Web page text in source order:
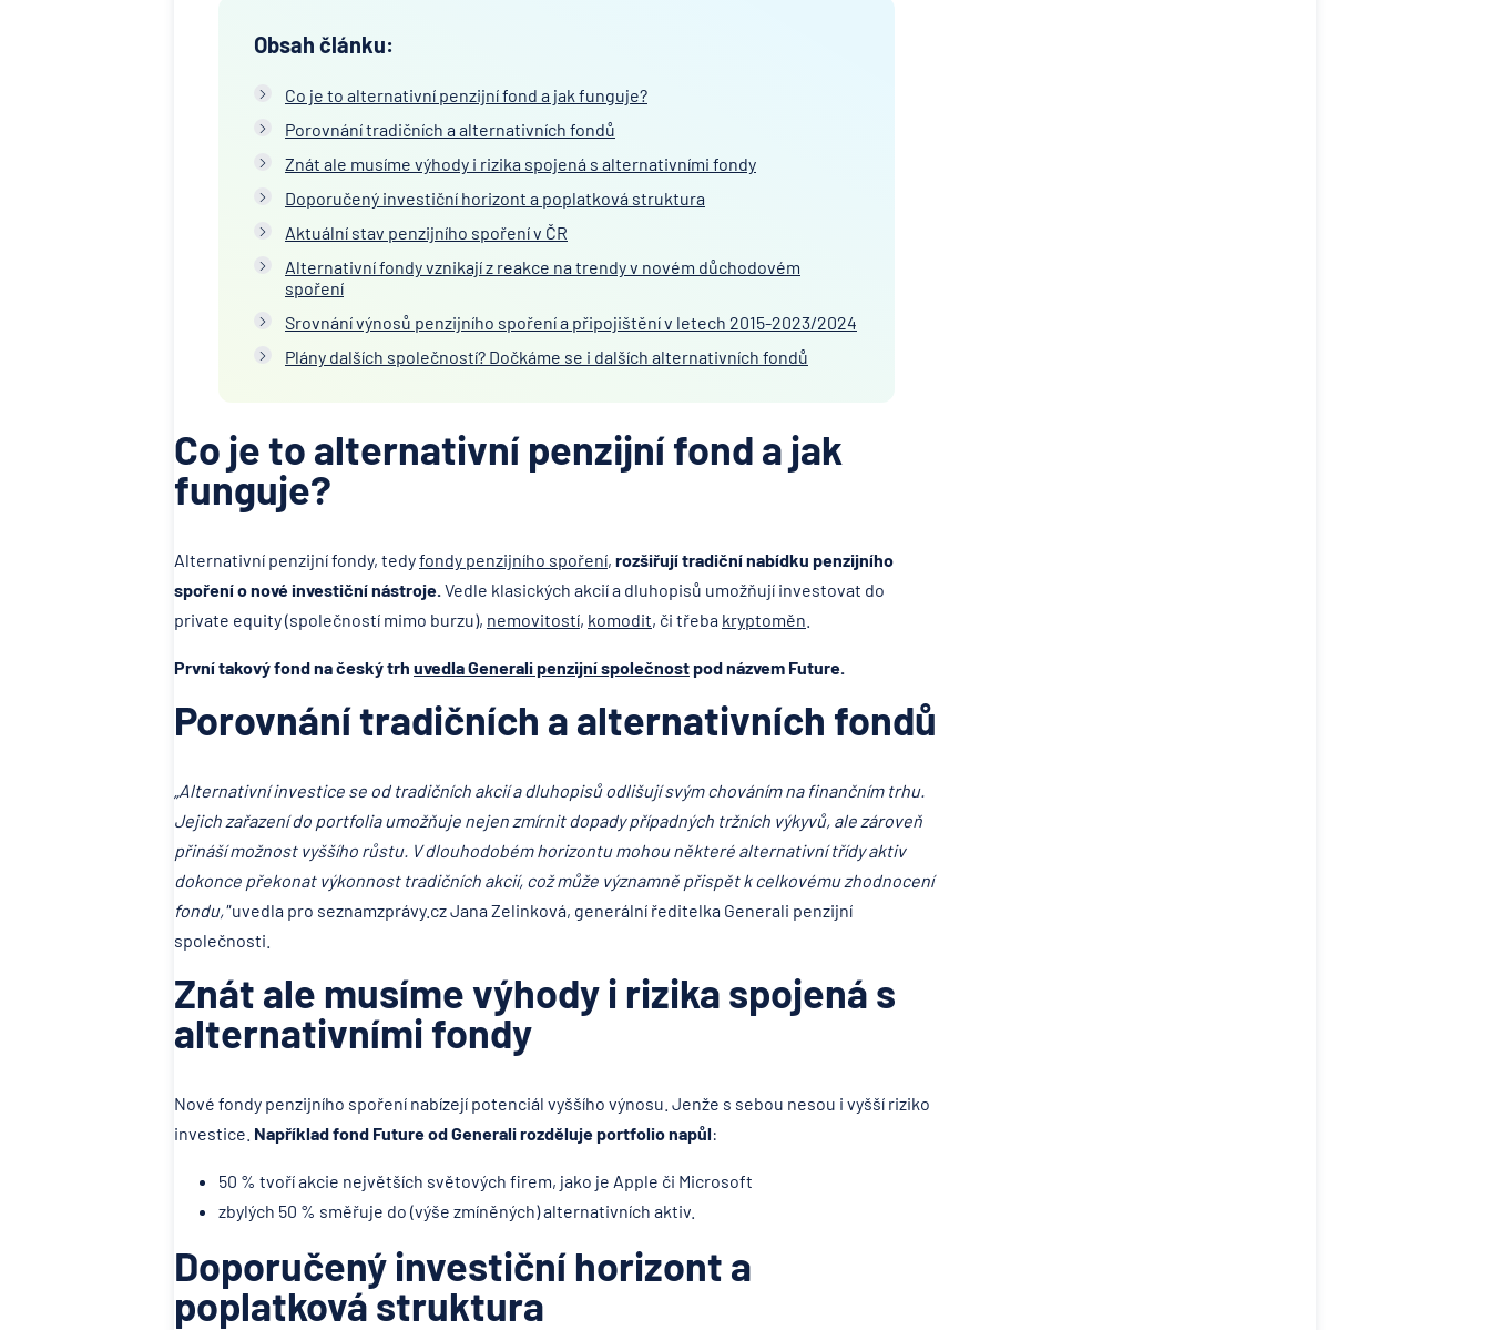
Obsah článku:
Co je to alternativní penzijní fond a jak funguje?
Porovnání tradičních a alternativních fondů
Znát ale musíme výhody i rizika spojená s alternativními fondy
Doporučený investiční horizont a poplatková struktura
Aktuální stav penzijního spoření v ČR
Alternativní fondy vznikají z reakce na trendy v novém důchodovém
spoření
Srovnání výnosů penzijního spoření a připojištění v letech 2015-2023/2024
Plány dalších společností? Dočkáme se i dalších alternativních fondů
Co je to alternativní penzijní fond a jak
funguje?
Alternativní penzijní fondy, tedyfondy penzijního spoření, rozšiřují tradiční nabídku penzijního
spoření o nové investiční nástroje.Vedle klasických akcií a dluhopisů umožňují investovat do
private equity (společností mimo burzu), nemovitostí, komodit, či třeba kryptoměn
První takový fond na český trh uvedla Generali penzijní společnostpod názvem Future.
Porovnání tradičních a alternativních fondů
„Alternativní investice se od tradičních akcií a dluhopisů odlišují svým chováním na finančním trhu.
Jejich zařazení do portfolia umožňuje nejen zmírnit dopady případných tržních výkyvů, ale zároveň
přináší možnost vyššího růstu. V dlouhodobém horizontu mohou některé alternativní třídy aktiv
dokonce překonat výkonnost tradičních akcií, což může významně přispět k celkovému zhodnocení
fondu,"uvedla pro seznamzprávy.cz Jana Zelinková, generální ředitelka Generali penzijní
společnosti.
Znát ale musíme výhody i rizika spojená s
alternativními fondy
Nové fondy penzijního spoření nabízejí potenciál vyššího výnosu. Jenže s sebou nesou i vyšší riziko
investice. Například fond Future od Generali rozděluje portfolio napůl:
50 % tvoří akcie největších světových firem, jako je Apple či Microsoft
zbylých 50 % směřuje do (výše zmíněných) alternativních aktiv.
Doporučený investiční horizont a
poplatková struktura